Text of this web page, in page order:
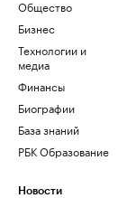
Общество
Бизнес
Технологии и
медиа
Финансы
Биографии
База знаний
РБК Образование
Новости